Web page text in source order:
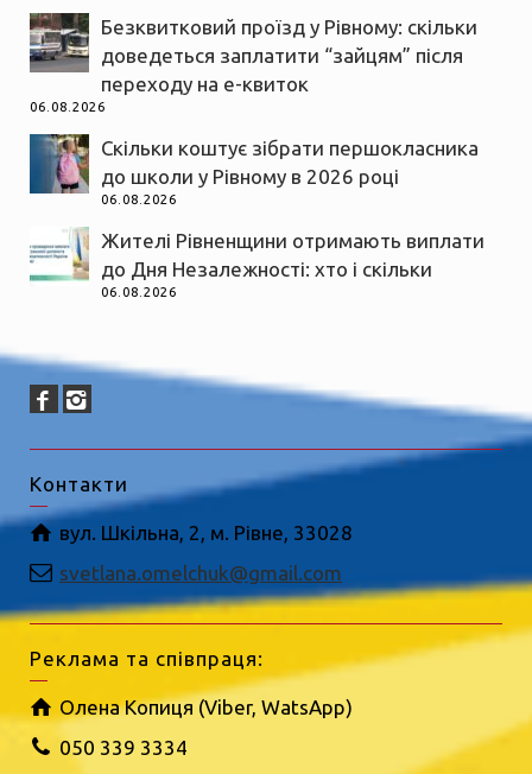
Безквитковий проїзд у Рівному: скільки
доведеться заплатити “зайцям” після
переходу на е-квиток
06.08.2026
Скільки коштує зібрати першокласника
до школи у Рівному в 2026 році
06.08.2026
Жителі Рівненщини отримають виплати
до Дня Незалежності: хто і скільки
06.08.2026
Контакти
вул. Шкільна, 2, м. Рівне, 33028
svetlana.omelchuk@gmail.com
Реклама та співпраця:
Олена Копиця (Viber, WatsApp)
050 339 3334